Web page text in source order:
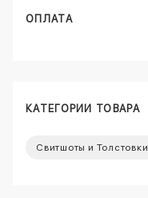
ОПЛАТА
КАТЕГОРИИ ТОВАРА
Свитшоты и Толстовки